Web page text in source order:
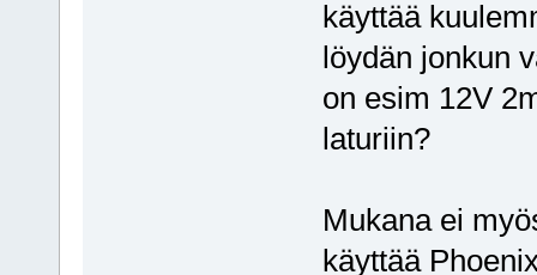
käyttää
löydän jonkun
on esim 12V
laturiin?
Mukana ei
käyttää